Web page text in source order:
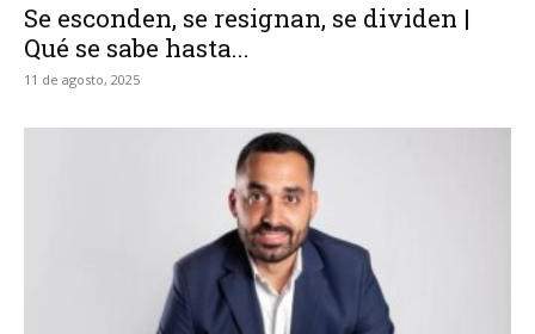
Se esconden, se resignan, se dividen |
Qué se sabe hasta...
11 de agosto, 2025